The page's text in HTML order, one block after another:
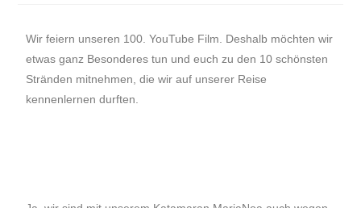
Wir feiern unseren 100. YouTube Film. Deshalb möchten wir
etwas ganz Besonderes tun und euch zu den 10 schönsten
Stränden mitnehmen, die wir auf unserer Reise
kennenlernen durften.